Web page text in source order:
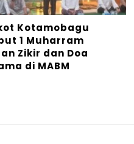
Kotamobagu
1 Muharram
Zikir dan Doa
di MABM